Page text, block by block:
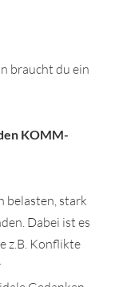
braucht du ein
KOMM-
belasten, stark
Dabei ist es
z.B. Konflikte